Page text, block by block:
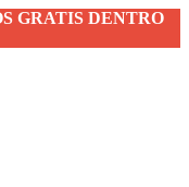
GRATIS DENTRO